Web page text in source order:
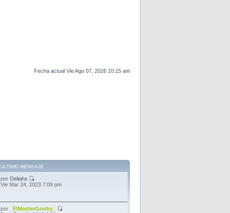
Fecha actual Vie Ago 07, 2026 10:15 am
ÚLTIMO MENSAJE
por Deliahx
Vie Mar 24, 2023 7:09 pm
por
_ElMasterGooby_